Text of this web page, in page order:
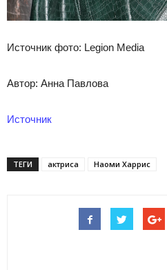
Источник фото: Legion Media
Автор: Анна Павлова
Источник
ТЕГИ актриса Наоми Харрис